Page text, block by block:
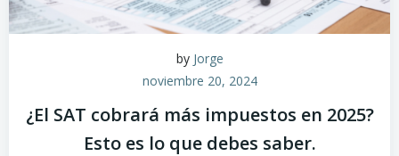
by Jorge
noviembre 20, 2024
¿El SAT cobrará más impuestos en 2025?
Esto es lo que debes saber.